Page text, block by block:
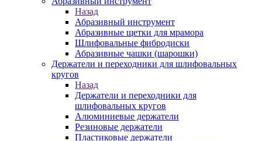
Назад
Абразивный инструмент
Абразивные щетки для мрамора
Шлифовальные фибродиски
Абразивные чашки (шарошки)
Держатели и переходники для шлифовальных
кругов
Назад
Держатели и переходники для
шлифовальных кругов
Алюминиевые держатели
Резиновые держатели
Пластиковые держатели